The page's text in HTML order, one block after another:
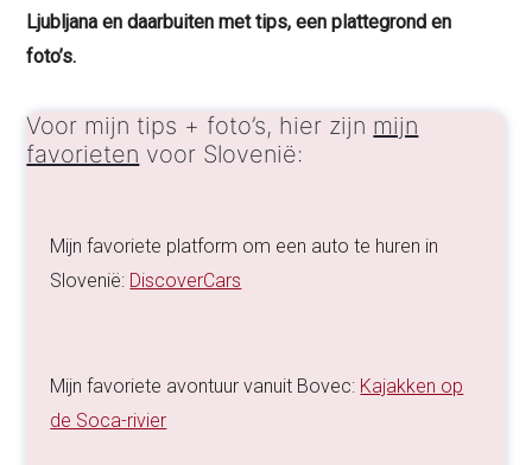
Ljubljana en daarbuiten met tips, een plattegrond en
foto’s.
Voor mijn tips + foto’s, hier zijn mijn
favorieten voor Slovenië:
Mijn favoriete platform om een auto te huren in
Slovenië: DiscoverCars
Mijn favoriete avontuur vanuit Bovec: Kajakken op
de Soca-rivier